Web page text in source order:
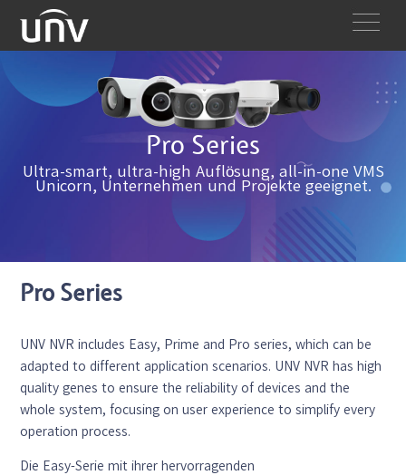
Pro Series
Ultra-smart, ultra-high Auflösung, all-in-one VMS
Unicorn, Unternehmen und Projekte geeignet.
Pro Series
UNV NVR includes Easy, Prime and Pro series, which can be
adapted to different application scenarios. UNV NVR has high
quality genes to ensure the reliability of devices and the
whole system, focusing on user experience to simplify every
operation process.
Die Easy-Serie mit ihrer hervorragenden